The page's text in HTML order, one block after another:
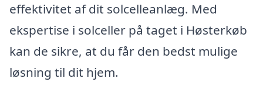
effektivitet af dit solcelleanlæg. Med
ekspertise i solceller på taget i Høsterkøb
kan de sikre, at du får den bedst mulige
løsning til dit hjem.